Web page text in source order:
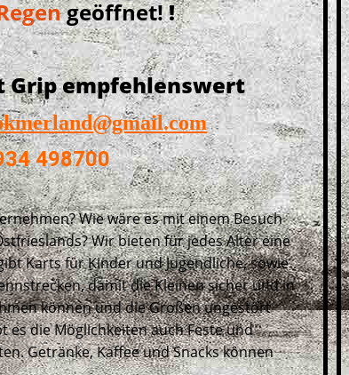
geöffnet!!
Grip empfehlenswert
498700
Wie wäre es mit einem Besuch
Wir bieten für jedes Alter eine
Karts für Kinder und Jugendliche, sowie
damit die Kleinen sicher und in
können und die Großen ungestört
es die Möglichkeiten auch Feste und
Getränke, Kaffee und Snacks können